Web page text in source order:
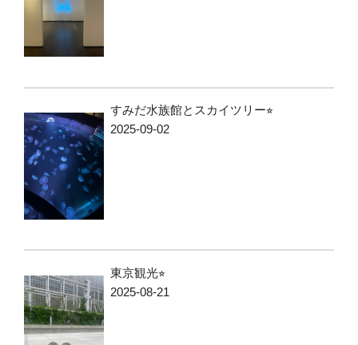
すみだ水族館とスカイツリー⭐︎
2025-09-02
東京観光⭐︎
2025-08-21